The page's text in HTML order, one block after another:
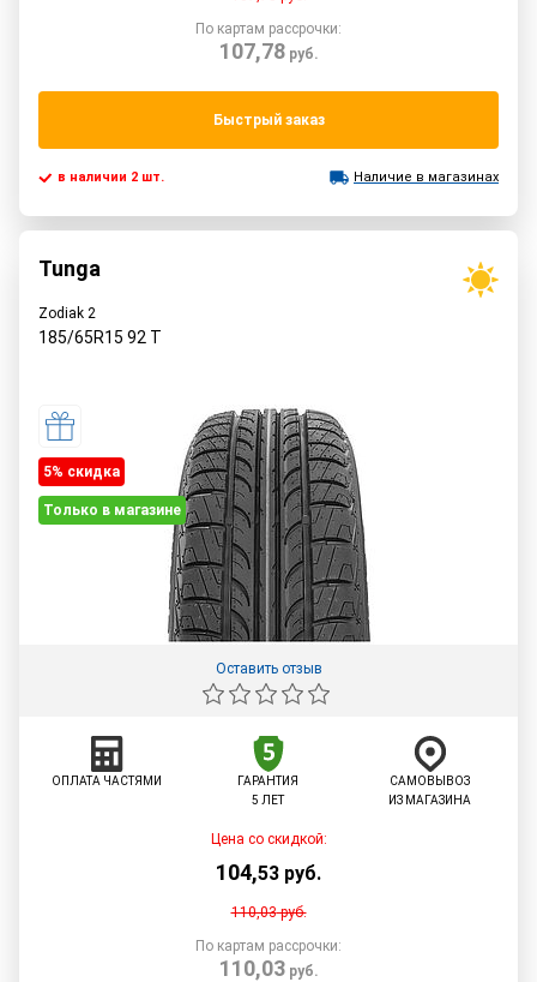
По картам рассрочки:
107,78руб.
Быстрый заказ
в наличии 2 шт. Наличие в магазинах
Tunga
Zodiak 2
185/65R15 92 T
5% cкидка
Только в магазине
Оставить отзыв
ОПЛАТА ЧАСТЯМИ
ГАРАНТИЯ
5 ЛЕТ
САМОВЫВОЗ
ИЗ МАГАЗИНА
Цена со скидкой:
104,53 руб.
110,03руб.
По картам рассрочки:
110,03руб.